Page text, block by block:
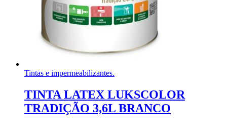
Tintas e impermeabilizantes.
TINTA LATEX LUKSCOLOR
TRADIÇÃO 3,6L BRANCO